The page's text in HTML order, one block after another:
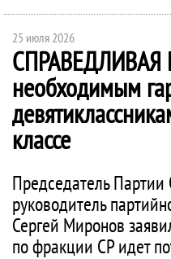
25 июля 2026
СПРАВЕДЛИВАЯ
необходимым
классе
Председатель Партии
руководитель
Сергей Миронов
по фракции СР идет